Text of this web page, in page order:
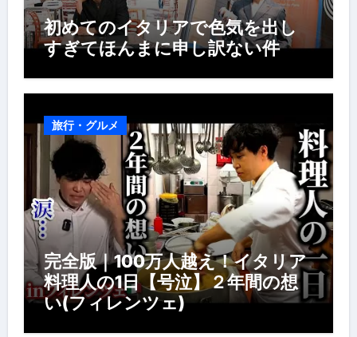
初めてのイタリアで色気を出し
すぎてほんまに申し訳ない件
旅行・グルメ
完全版｜100万人越え！イタリア
料理人の1日【号泣】２年間の想
い(フィレンツェ)